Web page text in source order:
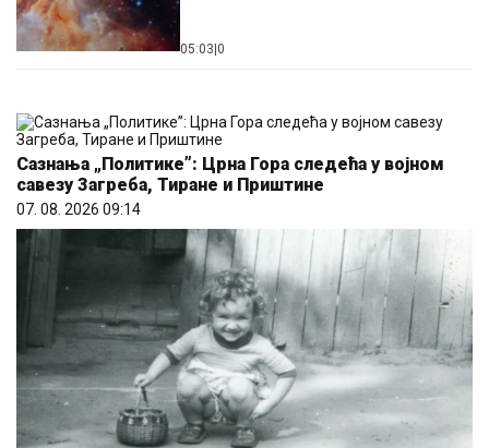
05:03 0
Сазнања „Политике”: Црна Гора следећа у војном
савезу Загреба, Тиране и Приштине
07. 08. 2026 09:14